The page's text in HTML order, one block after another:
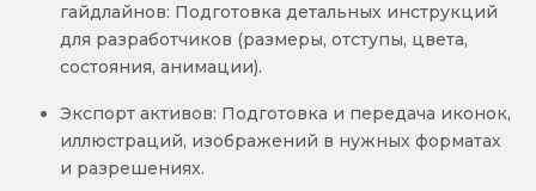
гайдлайнов: Подготовка детальных инструкций
для разработчиков (размеры, отступы, цвета,
состояния, анимации).
Экспорт активов: Подготовка и передача иконок,
иллюстраций, изображений в нужных форматах
и разрешениях.